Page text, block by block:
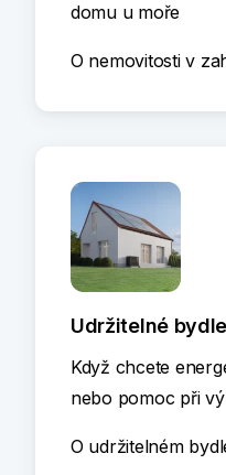
domu u moře
O nemovitosti v
Udržitelné
Když chcete
nebo pomoc při
O udržitelném